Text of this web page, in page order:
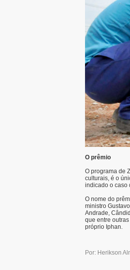
O prêmio
O programa de
culturais, é o
indicado o caso
O nome do
ministro
Andrade,
que entre
próprio Iphan.
Por: Herikson